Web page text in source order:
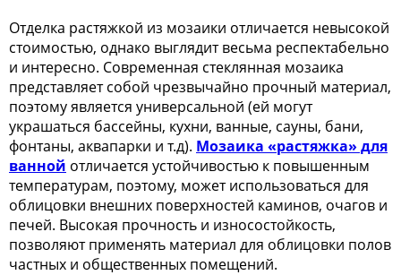
Отделка растяжкой из мозаики отличается невысокой
стоимостью, однако выглядит весьма респектабельно
и интересно. Современная стеклянная мозаика
представляет собой чрезвычайно прочный материал,
поэтому является универсальной (ей могут
украшаться бассейны, кухни, ванные, сауны, бани,
фонтаны, аквапарки и т.д). Мозаика «растяжка» для
ванной отличается устойчивостью к повышенным
температурам, поэтому, может использоваться для
облицовки внешних поверхностей каминов, очагов и
печей. Высокая прочность и износостойкость,
позволяют применять материал для облицовки полов
частных и общественных помещений.